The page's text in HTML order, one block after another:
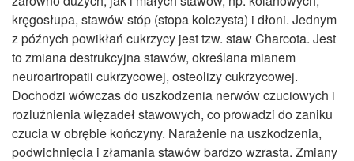
kręgosłupa, stawów stóp (stopa kolczysta) i dłoni. Jednym
z późnych powikłań cukrzycy jest tzw. staw Charcota. Jest
to zmiana destrukcyjna stawów, określana mianem
neuroartropatii cukrzycowej, osteolizy cukrzycowej.
Dochodzi wówczas do uszkodzenia nerwów czuciowych i
rozluźnienia więzadeł stawowych, co prowadzi do zaniku
czucia w obrębie kończyny. Narażenie na uszkodzenia,
podwichnięcia i złamania stawów bardzo wzrasta. Zmiany